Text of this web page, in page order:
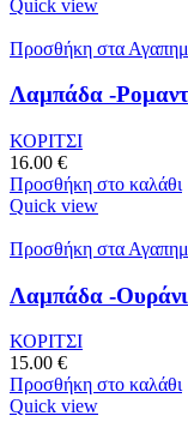
Quick view
Προσθήκη στα
Λαμπάδα -
ΚΟΡΙΤΣΙ
16.00 €
Προσθήκη στο καλάθι
Quick view
Προσθήκη στα
Λαμπάδα -
ΚΟΡΙΤΣΙ
15.00 €
Προσθήκη στο καλάθι
Quick view